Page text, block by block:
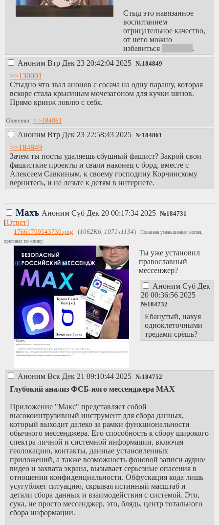
боятся ТЦК.
http://kislitsa.i2p/
позорное месиво
хабродаунов и
поздних
конфоблядей, куда
заходили
чухачеры и прочие
психи. давно уже
полумертвая, сидят
пукают что-то на
тему сетей и JS, им
интеллекта
https://8chan.moe/
кал для мексов,
куда перекатили
хуйню для
ебанаты.
https://8kun.top/
пизды с чухача,
посетителей из-за
личных проебов, о
ней написано
достаточно, в
представлении не
нуждается
https://2channel.moe/
сосача, админ
додик, пытается
объять необъятное
всяких комьюнити
еблан.
инцельная параша с
сбушниками
http://
конфобляди с
Cytube с сосача
практически все.
унылая
нормисность ради
SJW
https://
сюда пердели
всякие пиздюки лет
Стыд это навязанное
воспитанием
отрицательное качество,
от него можно
избавиться
.
Аноним Втр Дек 23 20:42:04 2025 №184849
>>130001
Стыдно что звал анонов с сосача на одну парашу, которая
вскоре стала крысиным мочезагоном для кучки шизов.
Прямо кринж ловлю с себя.
Ответы: >>184861
Аноним Втр Дек 23 22:58:43 2025 №184861
>>184849
Зачем ты посты удаляешь сбушный фашист? Закрой свои
фашисткие проекты и свали наконец с борд, вместе с
Алексеем Савкиным, к своему господину Корчинскому
вернитесь, и не лезьте к детям в интернете.
Махъ Аноним Суб Дек 20 00:17:34 2025 №184731
[Ответ]
17661790543730.png (1062Кб, 1071x1134)
Показана уменьшенная копия,
оригинал по клику.
Ты уже установил
православный
мессенжер?
Аноним Суб Дек
20 00:36:56 2025
№184732
Ебанутый, нахуя
одноклеточными
тредами срёшь?
Аноним Вск Дек 21 09:10:44 2025 №184752
Глубокий анализ ФСБ-ного мессенджера MAX
Приложение "Макс" представляет собой
высокоинтрузивный инструмент для сбора данных,
который выходит далеко за рамки функциональности
обычного мессенджера. Его способность к сбору широкого
спектра личной и системной информации, включая
геолокацию, контакты, данные установленных
приложений, а также возможность фоновой записи аудио/
видео и захвата экрана, вызывает серьезные опасения в
отношении конфиденциальности. Обфускация кода лишь
усугубляет ситуацию, скрывая истинный масштаб и
детали сбора данных и взаимодействия с системой. Это,
сука, не просто мессенджер, это, блядь, центр тотального
сбора информации.